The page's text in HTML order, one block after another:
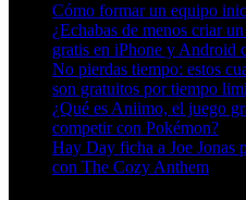
Cómo formar un equipo
¿Echabas de menos criar
gratis en iPhone y Android
No pierdas tiempo: estos
son gratuitos por tiempo
¿Qué es Aniimo, el juego
competir con Pokémon?
Hay Day ficha a Joe Jonas
con The Cozy Anthem